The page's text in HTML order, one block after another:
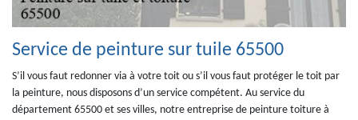
Service de peinture sur tuile 65500
S’il vous faut redonner via à votre toit ou s’il vous faut protéger le toit par
la peinture, nous disposons d’un service compétent. Au service du
département 65500 et ses villes, notre entreprise de peinture toiture à